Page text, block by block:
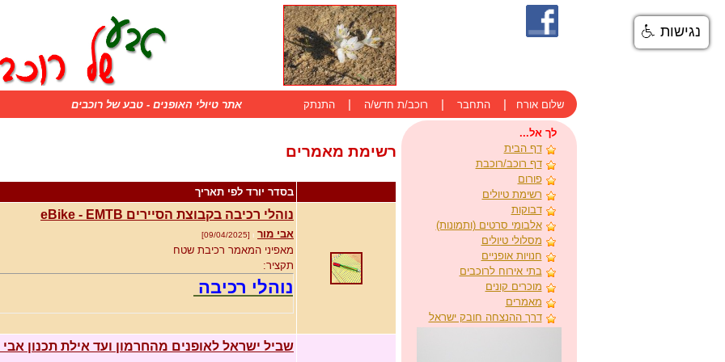
שלום אורח | התחבר | רוכב/ת חדש/ה | התנתק אתר טיולי האופנים - טבע של רוכבים
לך אל...
דף הבית
דף רוכב/רוכבת
פורום
רשימת טיולים
דבוקות
אלבומי סרטים (ותמונות)
מסלולי טיולים
חנויות אופניים
בתי אירוח לרוכבים
מוכרים קונים
מאמרים
דרך ההנצחה חובק ישראל
רשימת מאמרים
בסדר יורד לפי תאריך
נוהלי רכיבה בקבוצת הסיירים eBike - EMTB
אבי מור ו [09/04/2025]
מאפיני המאמר רכיבת שטח
תקציר:
נוהלי רכיבה
1. נא להגיע עם אופניים תקינים חובה .
שביל ישראל לאופנים מהחרמון ועד אילת תכנון אבי
נגישות